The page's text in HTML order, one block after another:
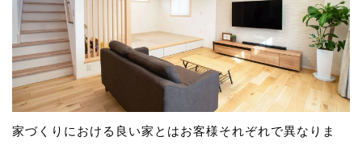
家づくりにおける良い家とはお客様それぞれで異なりま